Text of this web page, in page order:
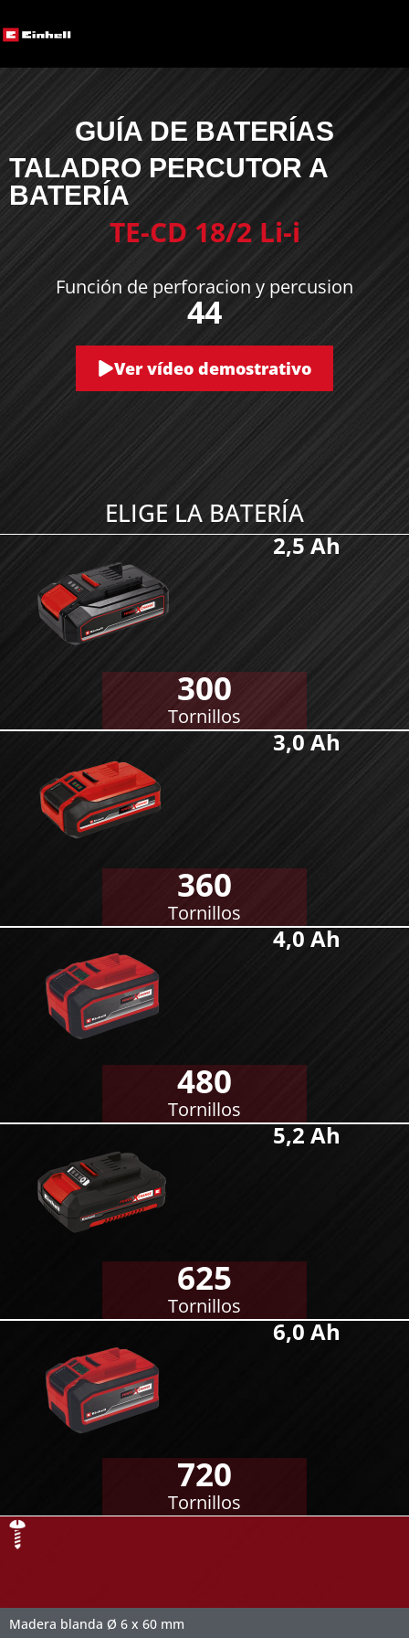
GUÍA DE BATERÍAS
TALADRO PERCUTOR A
BATERÍA
TE-CD 18/2 Li-i
Función de perforacion y percusion
44
Ver vídeo demostrativo
ELIGE LA BATERÍA
2,5 Ah
300
Tornillos
3,0 Ah
360
Tornillos
4,0 Ah
480
Tornillos
5,2 Ah
625
Tornillos
6,0 Ah
720
Tornillos
Madera blanda Ø 6 x 60 mm